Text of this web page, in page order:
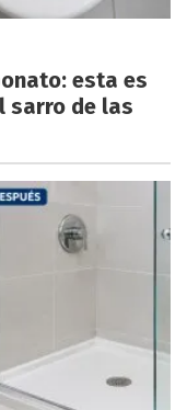
esta es
sarro de las